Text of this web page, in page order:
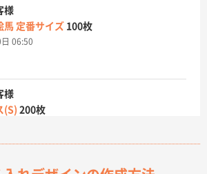
様
馬 定番サイズ 100枚
06:50
様
(S) 200枚
用が可能で価格が妥当なこと